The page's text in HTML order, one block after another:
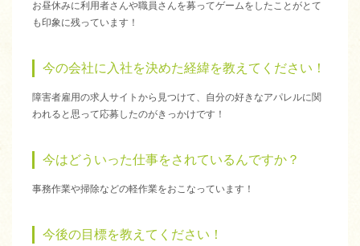
お昼休みに利用者さんや職員さんを募ってゲームをしたことがとて
も印象に残っています！
今の会社に入社を決めた経緯を教えてください！
障害者雇用の求人サイトから見つけて、自分の好きなアパレルに関
われると思って応募したのがきっかけです！
今はどういった仕事をされているんですか？
事務作業や掃除などの軽作業をおこなっています！
今後の目標を教えてください！